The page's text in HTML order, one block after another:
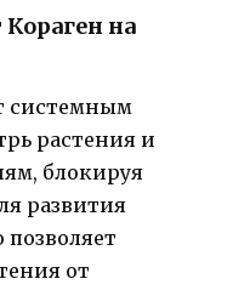
на
системным
растения и
блокируя
развития
позволяет
от